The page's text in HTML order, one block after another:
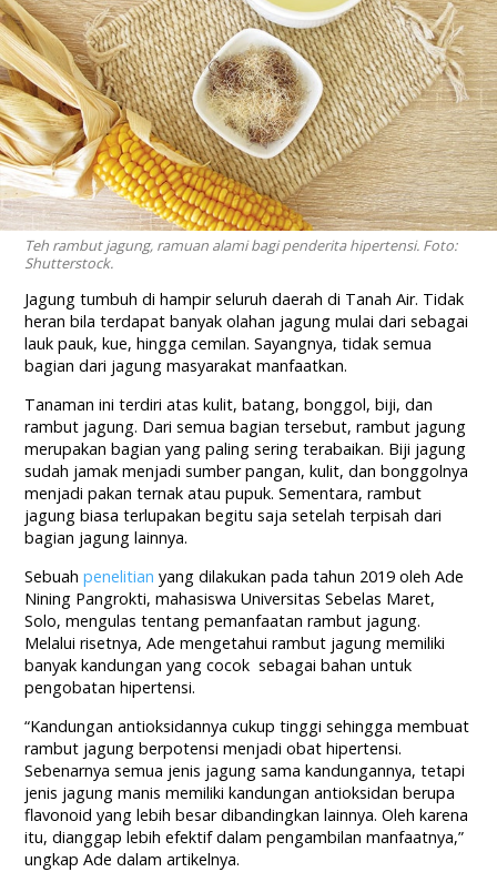
Teh rambut jagung, ramuan alami bagi penderita hipertensi. Foto:
Shutterstock.
Jagung tumbuh di hampir seluruh daerah di Tanah Air. Tidak
heran bila terdapat banyak olahan jagung mulai dari sebagai
lauk pauk, kue, hingga cemilan. Sayangnya, tidak semua
bagian dari jagung masyarakat manfaatkan.
Tanaman ini terdiri atas kulit, batang, bonggol, biji, dan
rambut jagung. Dari semua bagian tersebut, rambut jagung
merupakan bagian yang paling sering terabaikan. Biji jagung
sudah jamak menjadi sumber pangan, kulit, dan bonggolnya
menjadi pakan ternak atau pupuk. Sementara, rambut
jagung biasa terlupakan begitu saja setelah terpisah dari
bagian jagung lainnya.
Sebuahpenelitian yang dilakukan pada tahun 2019 oleh Ade
Nining Pangrokti, mahasiswa Universitas Sebelas Maret,
Solo, mengulas tentang pemanfaatan rambut jagung.
Melalui risetnya, Ade mengetahui rambut jagung memiliki
banyak kandungan yang cocok sebagai bahan untuk
pengobatan hipertensi.
“Kandungan antioksidannya cukup tinggi sehingga membuat
rambut jagung berpotensi menjadi obat hipertensi.
Sebenarnya semua jenis jagung sama kandungannya, tetapi
jenis jagung manis memiliki kandungan antioksidan berupa
flavonoid yang lebih besar dibandingkan lainnya. Oleh karena
itu, dianggap lebih efektif dalam pengambilan manfaatnya,”
ungkap Ade dalam artikelnya.